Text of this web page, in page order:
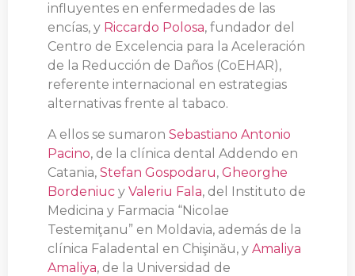
influyentes en enfermedades de las
encías, y Riccardo Polosa, fundador del
Centro de Excelencia para la Aceleración
de la Reducción de Daños (CoEHAR),
referente internacional en estrategias
alternativas frente al tabaco.
A ellos se sumaron Sebastiano Antonio
Pacino, de la clínica dental Addendo en
Catania, Stefan Gospodaru, Gheorghe
Bordeniuc y Valeriu Fala, del Instituto de
Medicina y Farmacia “Nicolae
Testemiţanu” en Moldavia, además de la
clínica Faladental en Chişinău, y Amaliya
Amaliya, de la Universidad de